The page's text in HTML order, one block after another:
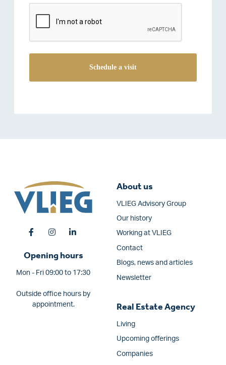
Opening hours
Mon - Fri 09:00 to 17:30
Outside office hours by
appointment.
About us
VLIEG Advisory Group
Our history
Working at VLIEG
Contact
Blogs, news and articles
Newsletter
Real Estate Agency
Living
Upcoming offerings
Companies